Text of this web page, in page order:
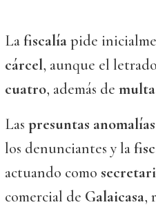
Lafiscalíapide
cárcel, aunque el
cuatro, además de multa
Las presuntas anomalías
los denunciantes y la
actuando como
comercial de Galaicasa,